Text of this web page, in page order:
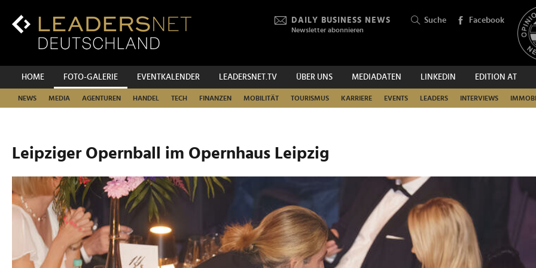
Inhalt
Hauptnavigation
DAILY BUSINESS NEWS
Newsletter abonnieren
Suche Facebook
HOME FOTO-GALERIE EVENTKALENDER LEADERSNET.TV ÜBER UNS MEDIADATEN LINKEDIN EDITION AT
NEWS MEDIA AGENTUREN HANDEL TECH FINANZEN MOBILITÄT TOURISMUS KARRIERE EVENTS LEADERS INTERVIEWS
SUCHEN
Leipziger Opernball im Opernhaus Leipzig